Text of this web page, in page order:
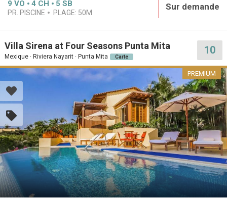
9 VO 4 CH 5 SB
PR. PISCINE PLAGE: 50M
Sur demande
Villa Sirena at Four Seasons Punta Mita
Mexique · Riviera Nayarit · Punta Mita Carte
10
PREMIUM